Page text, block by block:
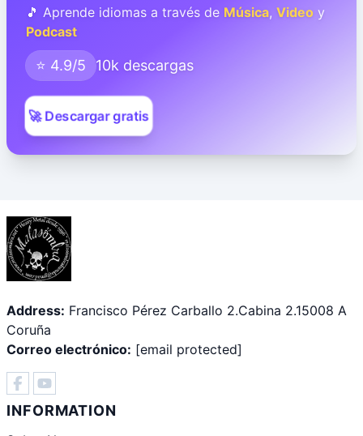
🎵 Aprende idiomas a través de Música, Video y
Podcast
⭐ 4.9/5 10k descargas
🚀 Descargar gratis
Address: Francisco Pérez Carballo 2.Cabina 2.15008 A
Coruña
Correo electrónico: [email protected]
INFORMATION